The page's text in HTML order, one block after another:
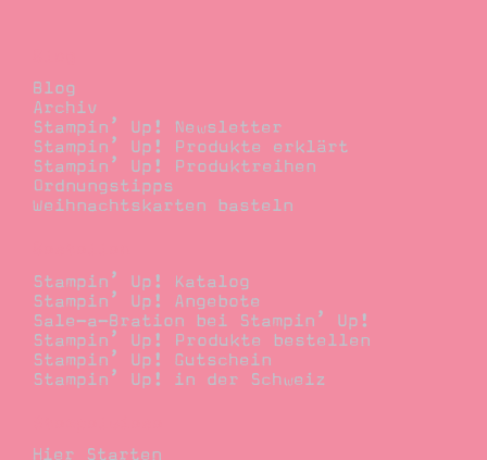
Blog
Archiv
Stampin’ Up! Newsletter
Stampin’ Up! Produkte erklärt
Stampin’ Up! Produktreihen
Ordnungstipps
Weihnachtskarten basteln
Stampin’ Up! Katalog
Stampin’ Up! Angebote
Sale-a-Bration bei Stampin’ Up!
Stampin’ Up! Produkte bestellen
Stampin’ Up! Gutschein
Stampin’ Up! in der Schweiz
Hier Starten